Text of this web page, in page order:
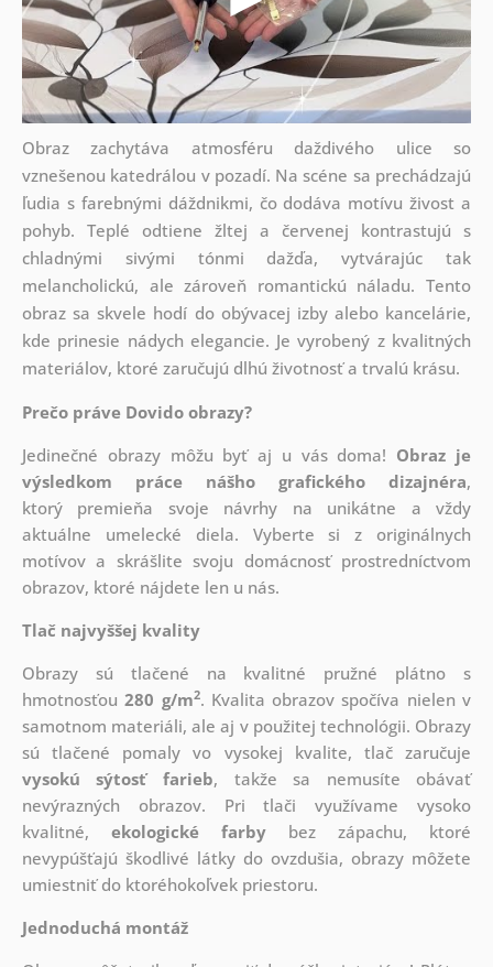
Obraz zachytáva atmosféru daždivého ulice so
vznešenou katedrálou v pozadí. Na scéne sa prechádzajú
ľudia s farebnými dáždnikmi, čo dodáva motívu živost a
pohyb. Teplé odtiene žltej a červenej kontrastujú s
chladnými sivými tónmi dažďa, vytvárajúc tak
melancholickú, ale zároveň romantickú náladu. Tento
obraz sa skvele hodí do obývacej izby alebo kancelárie,
kde prinesie nádych elegancie. Je vyrobený z kvalitných
materiálov, ktoré zaručujú dlhú životnosť a trvalú krásu.
Prečo práve Dovido obrazy?
Jedinečné obrazy môžu byť aj u vás doma! Obraz je
výsledkom práce nášho grafického dizajnéra,
ktorý premieňa svoje návrhy na unikátne a vždy
aktuálne umelecké diela. Vyberte si z originálnych
motívov a skrášlite svoju domácnosť prostredníctvom
obrazov, ktoré nájdete len u nás.
Tlač najvyššej kvality
Obrazy sú tlačené na kvalitné pružné plátno s
hmotnosťou280 g/m2. Kvalita obrazov spočíva nielen v
samotnom materiáli, ale aj v použitej technológii. Obrazy
sú tlačené pomaly vo vysokej kvalite, tlač zaručuje
vysokú sýtosť farieb, takže sa nemusíte obávať
nevýrazných obrazov. Pri tlači využívame vysoko
kvalitné, ekologické farby bez zápachu, ktoré
nevypúšťajú škodlivé látky do ovzdušia, obrazy môžete
umiestniť do ktoréhokoľvek priestoru.
Jednoduchá montáž